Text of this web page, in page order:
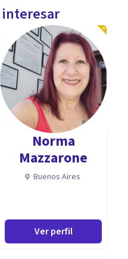
Norma
Mazzarone
Buenos Aires
Ver perfil